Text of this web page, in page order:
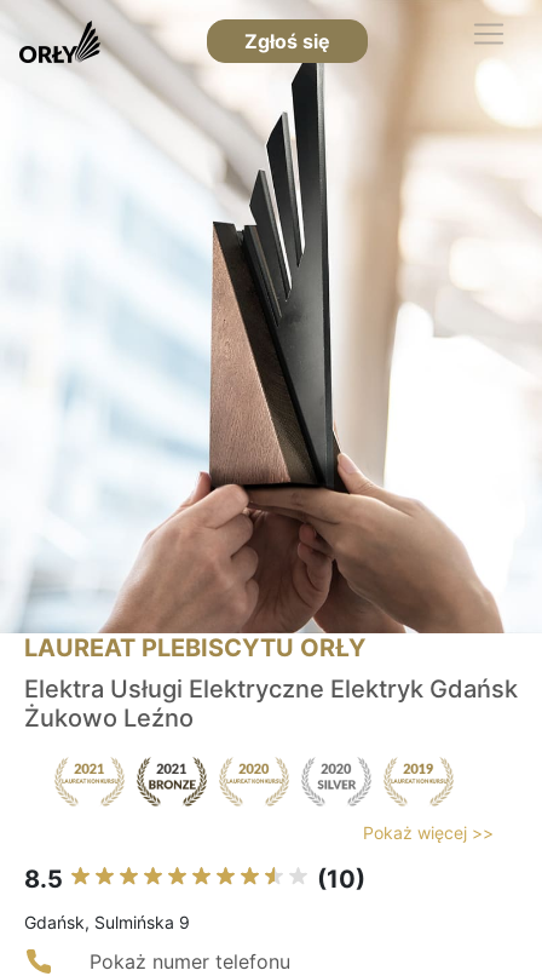
Zgłoś się
LAUREAT PLEBISCYTU ORŁY
Elektra Usługi Elektryczne Elektryk Gdańsk
Żukowo Leźno
Pokaż więcej >>
8.5 (10)
Gdańsk, Sulmińska 9
Pokaż numer telefonu